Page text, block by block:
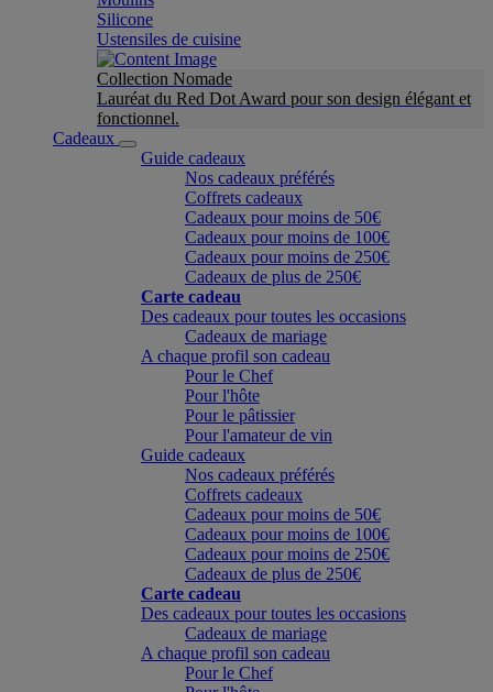
Silicone
Ustensiles de cuisine
Collection Nomade
Lauréat du Red Dot Award pour son design élégant et
fonctionnel.
Cadeaux
Guide cadeaux
Nos cadeaux préférés
Coffrets cadeaux
Cadeaux pour moins de 50€
Cadeaux pour moins de 100€
Cadeaux pour moins de 250€
Cadeaux de plus de 250€
Carte cadeau
Des cadeaux pour toutes les occasions
Cadeaux de mariage
A chaque profil son cadeau
Pour le Chef
Pour l'hôte
Pour le pâtissier
Pour l'amateur de vin
Guide cadeaux
Nos cadeaux préférés
Coffrets cadeaux
Cadeaux pour moins de 50€
Cadeaux pour moins de 100€
Cadeaux pour moins de 250€
Cadeaux de plus de 250€
Carte cadeau
Des cadeaux pour toutes les occasions
Cadeaux de mariage
A chaque profil son cadeau
Pour le Chef